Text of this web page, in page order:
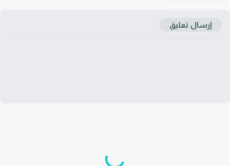
إرسال تعليق